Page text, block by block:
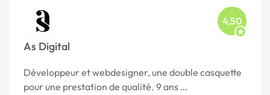
As Digital
4,50
Développeur et webdesigner, une double casquette
pour une prestation de qualité. 9 ans …